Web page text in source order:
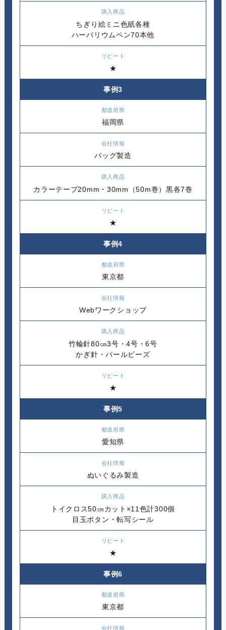
ちぎり絵ミニ色紙各種
ハーバリウムペン70本他
★
事例3
福岡県
バッグ製造
カラーテープ20mm・30mm（50m巻）黒各7巻
★
事例4
東京都
Webワークショップ
竹輪針80㎝3号・4号・6号
かぎ針・パールビーズ
★
事例5
愛知県
ぬいぐるみ製造
トイクロス50㎝カット×11色計300個
目玉ボタン・転写シール
★
事例6
東京都